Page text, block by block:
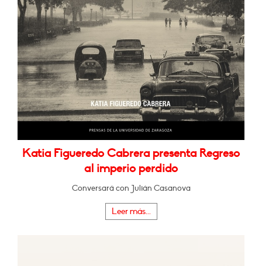
Katia Figueredo Cabrera presenta Regreso
al imperio perdido
Conversará con Julián Casanova
Leer más...